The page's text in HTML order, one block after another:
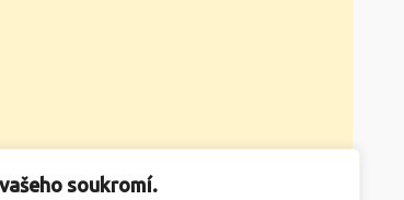
soukromí.